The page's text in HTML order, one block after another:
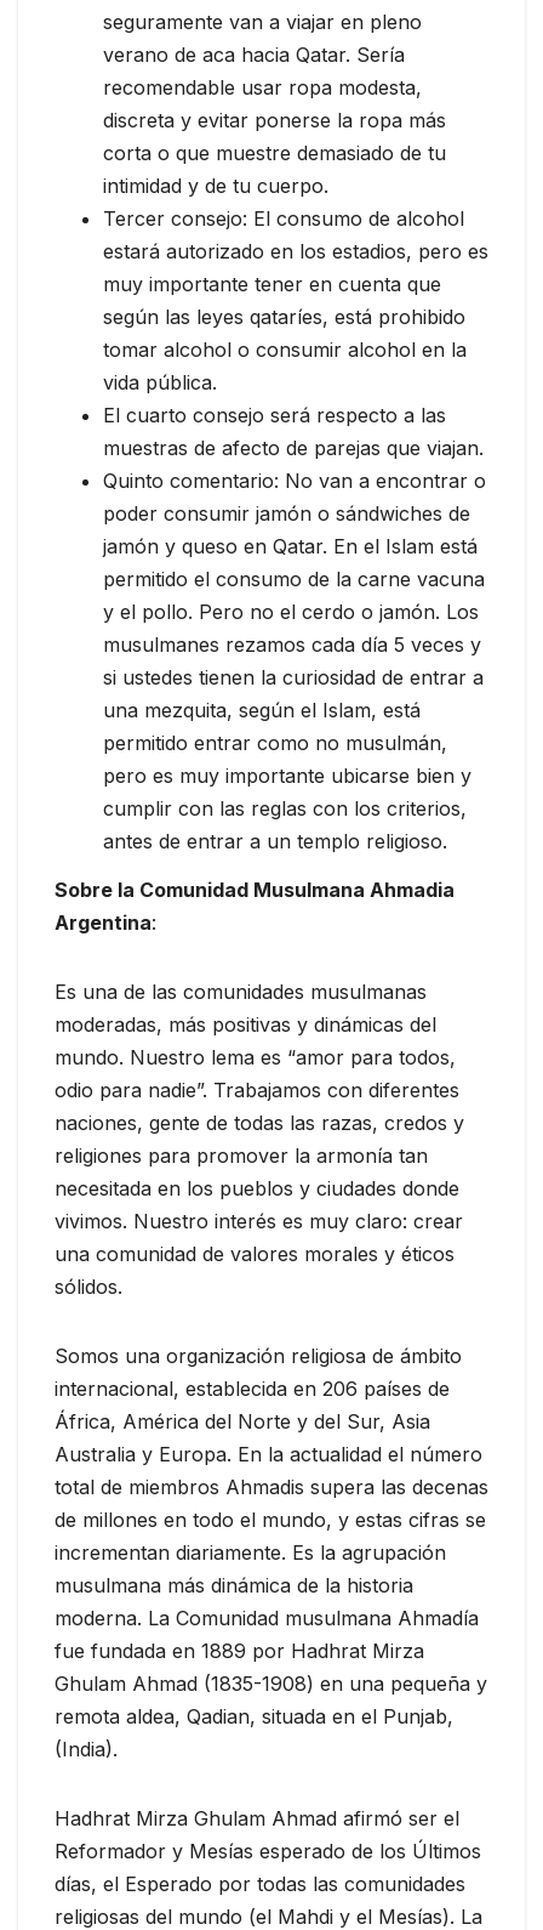
seguramente van a viajar en pleno
verano de aca hacia Qatar. Sería
recomendable usar ropa modesta,
discreta y evitar ponerse la ropa más
corta o que muestre demasiado de tu
intimidad y de tu cuerpo.
Tercer consejo: El consumo de alcohol
estará autorizado en los estadios, pero es
muy importante tener en cuenta que
según las leyes qataríes, está prohibido
tomar alcohol o consumir alcohol en la
vida pública.
El cuarto consejo será respecto a las
muestras de afecto de parejas que viajan.
Quinto comentario: No van a encontrar o
poder consumir jamón o sándwiches de
jamón y queso en Qatar. En el Islam está
permitido el consumo de la carne vacuna
y el pollo. Pero no el cerdo o jamón. Los
musulmanes rezamos cada día 5 veces y
si ustedes tienen la curiosidad de entrar a
una mezquita, según el Islam, está
permitido entrar como no musulmán,
pero es muy importante ubicarse bien y
cumplir con las reglas con los criterios,
antes de entrar a un templo religioso.
Sobre la Comunidad Musulmana Ahmadia
Argentina:
Es una de las comunidades musulmanas
moderadas, más positivas y dinámicas del
mundo. Nuestro lema es “amor para todos,
odio para nadie”. Trabajamos con diferentes
naciones, gente de todas las razas, credos y
religiones para promover la armonía tan
necesitada en los pueblos y ciudades donde
vivimos. Nuestro interés es muy claro: crear
una comunidad de valores morales y éticos
sólidos.
Somos una organización religiosa de ámbito
internacional, establecida en 206 países de
África, América del Norte y del Sur, Asia
Australia y Europa. En la actualidad el número
total de miembros Ahmadis supera las decenas
de millones en todo el mundo, y estas cifras se
incrementan diariamente. Es la agrupación
musulmana más dinámica de la historia
moderna. La Comunidad musulmana Ahmadía
fue fundada en 1889 por Hadhrat Mirza
Ghulam Ahmad (1835-1908) en una pequeña y
remota aldea, Qadian, situada en el Punjab,
(India).
Hadhrat Mirza Ghulam Ahmad afirmó ser el
Reformador y Mesías esperado de los Últimos
días, el Esperado por todas las comunidades
religiosas del mundo (el Mahdi y el Mesías). La